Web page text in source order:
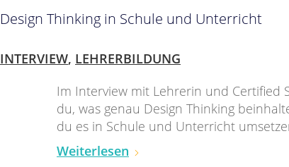
Design Thinking in Schule und Unterricht
INTERVIEW, LEHRERBILDUNG
Im Interview mit Lehrerin und Certified
du, was genau Design Thinking
du es in Schule und Unterricht
Weiterlesen